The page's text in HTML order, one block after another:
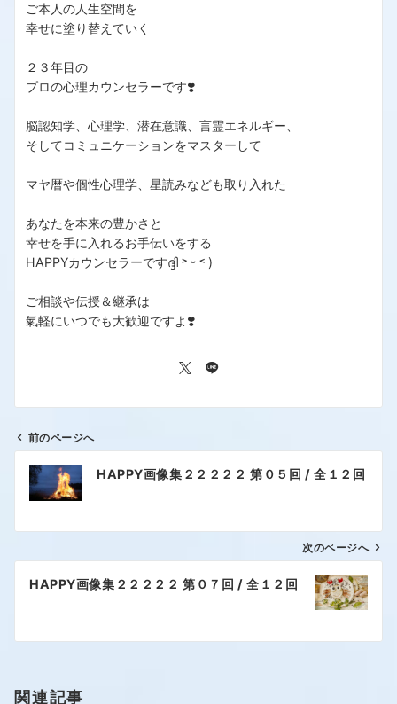
ご本人の人生空間を
幸せに塗り替えていく
２３年目の
プロの心理カウンセラーです❣️
脳認知学、心理学、潜在意識、言霊エネルギー、
そしてコミュニケーションをマスターして
マヤ暦や個性心理学、星読みなども取り入れた
あなたを本来の豊かさと
幸せを手に入れるお手伝いをする
HAPPYカウンセラーですദ്ദി ˃ ᵕ ˂ )
ご相談や伝授＆継承は
氣軽にいつでも大歓迎ですよ❣️
前のページへ
HAPPY画像集２２２２２ 第０５回 / 全１２回
次のページへ
HAPPY画像集２２２２２ 第０７回 / 全１２回
関連記事